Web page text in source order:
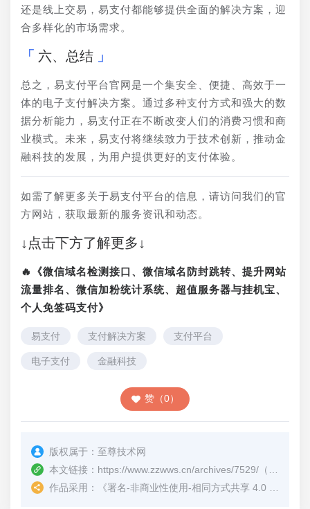
还是线上交易，易支付都能够提供全面的解决方案，迎
合多样化的市场需求。
六、总结
总之，易支付平台官网是一个集安全、便捷、高效于一
体的电子支付解决方案。通过多种支付方式和强大的数
据分析能力，易支付正在不断改变人们的消费习惯和商
业模式。未来，易支付将继续致力于技术创新，推动金
融科技的发展，为用户提供更好的支付体验。
如需了解更多关于易支付平台的信息，请访问我们的官
方网站，获取最新的服务资讯和动态。
↓点击下方了解更多↓
🔥《微信域名检测接口、微信域名防封跳转、提升网站
流量排名、微信加粉统计系统、超值服务器与挂机宝、
个人免签码支付》
易支付 支付解决方案 支付平台
电子支付 金融科技
赞（0）
版权属于： 至尊技术网
本文链接： https://www.zzwws.cn/archives/7529/ （转载时请注明本文出处及文章链接）
作品采用：
《署名-非商业性使用-相同方式共享 4.0 国际 (CC BY-NC-SA 4.0)